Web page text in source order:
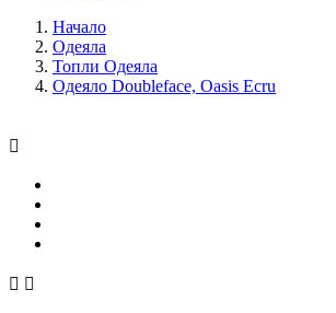
Начало
Одеяла
Топли Одеяла
Одеяло Doubleface, Oasis Ecru

 